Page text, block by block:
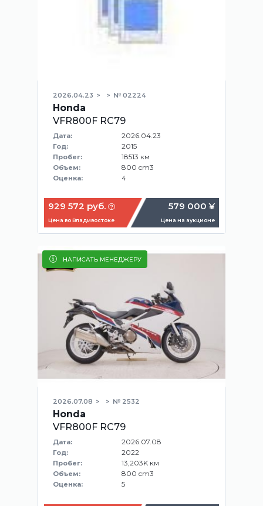
2026.04.23 № 02224
Honda
VFR800F RC79
Дата: 2026.04.23
Год: 2015
Пробег: 18513 км
Объем: 800 cm3
Оценка: 4
929 572 руб.
Цена во Владивостоке
579 000 ¥
Цена на аукционе
НАПИСАТЬ МЕНЕДЖЕРУ
2026.07.08 № 2532
Honda
VFR800F RC79
Дата: 2026.07.08
Год: 2022
Пробег: 13,203K км
Объем: 800 cm3
Оценка: 5